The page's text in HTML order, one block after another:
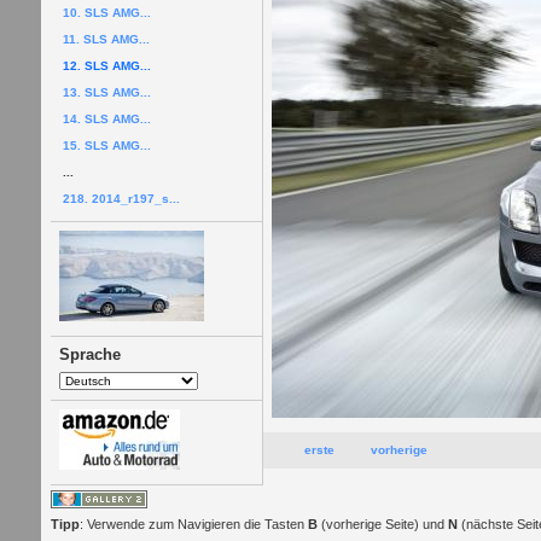
10. SLS AMG...
11. SLS AMG...
12. SLS AMG...
13. SLS AMG...
14. SLS AMG...
15. SLS AMG...
218. 2014_r197_s...
Sprache
erste vorherige
Tipp: Verwende zum Navigieren die Tasten B(vorherige Seite) und N(nächste